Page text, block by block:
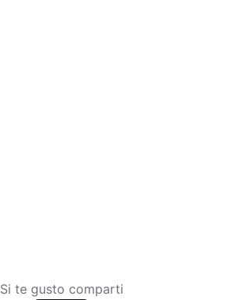
Si te gusto comparti